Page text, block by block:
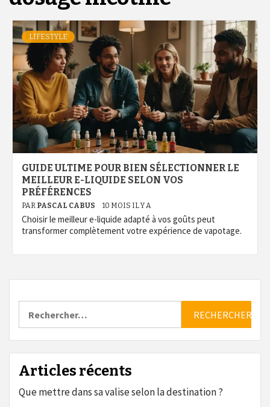
LIFESTYLE
GUIDE ULTIME POUR BIEN SÉLECTIONNER LE
MEILLEUR E-LIQUIDE SELON VOS
PRÉFÉRENCES
PAR PASCAL CABUS 10 MOIS IL Y A
Choisir le meilleur e-liquide adapté à vos goûts peut
transformer complètement votre expérience de vapotage.
Articles récents
Que mettre dans sa valise selon la destination ?